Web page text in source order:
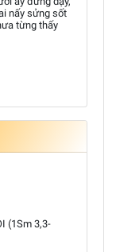
nấy sửng sốt
từng thấy
(1Sm 3,3-